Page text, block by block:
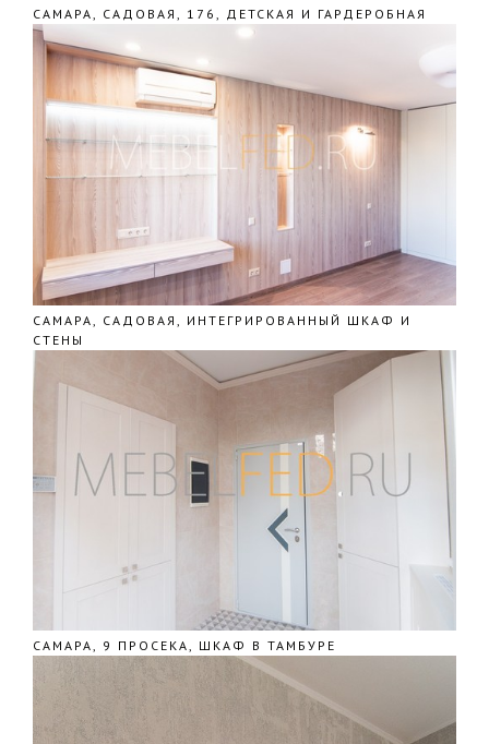
САМАРА, САДОВАЯ, 176, ДЕТСКАЯ И ГАРДЕРОБНАЯ
САМАРА, САДОВАЯ, ИНТЕГРИРОВАННЫЙ ШКАФ И
СТЕНЫ
САМАРА, 9 ПРОСЕКА, ШКАФ В ТАМБУРЕ